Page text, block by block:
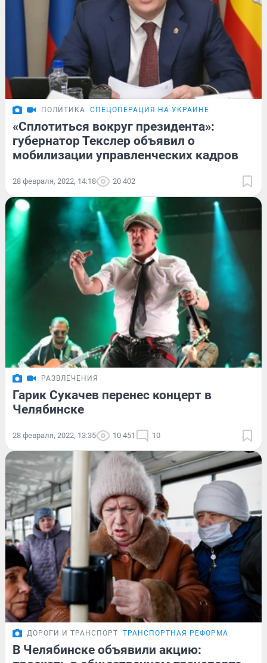
ПОЛИТИКА СПЕЦОПЕРАЦИЯ НА УКРАИНЕ
«Сплотиться вокруг президента»:
губернатор Текслер объявил о
мобилизации управленческих кадров
28 февраля, 2022, 14:18 20 402
РАЗВЛЕЧЕНИЯ
Гарик Сукачев перенес концерт в
Челябинске
28 февраля, 2022, 13:35 10 451 10
ДОРОГИ И ТРАНСПОРТ ТРАНСПОРТНАЯ РЕФОРМА
В Челябинске объявили акцию: